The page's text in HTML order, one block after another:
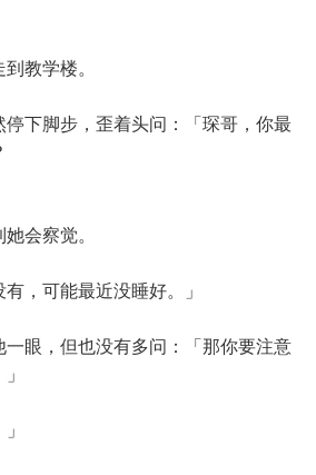
教学楼。
下脚步，歪着头问：「琛哥，你最
会察觉。
可能最近没睡好。」
眼，但也没有多问：「那你要注意